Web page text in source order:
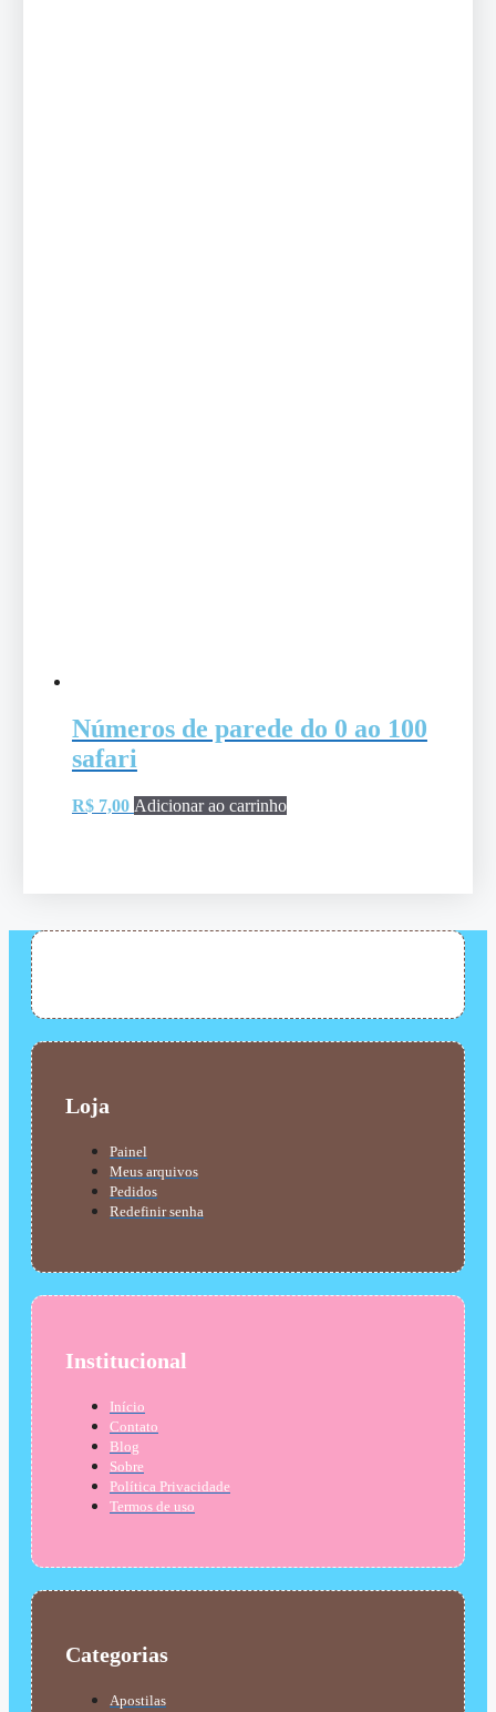
Números de parede do 0 ao 100
safari
R$7,00 Adicionar ao carrinho
Loja
Painel
Meus arquivos
Pedidos
Redefinir senha
Institucional
Início
Contato
Blog
Sobre
Política Privacidade
Termos de uso
Categorias
Apostilas